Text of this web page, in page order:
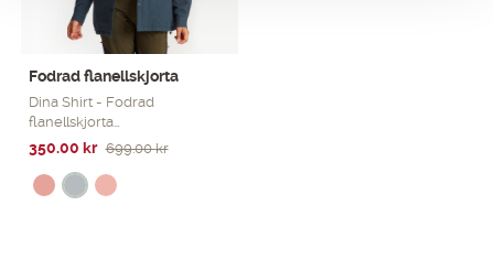
Fodrad flanellskjorta
Dina Shirt - Fodrad
flanellskjorta…
699.00kr
Det
ursprungliga
priset
350.00 kr
Det
nuvarande
priset